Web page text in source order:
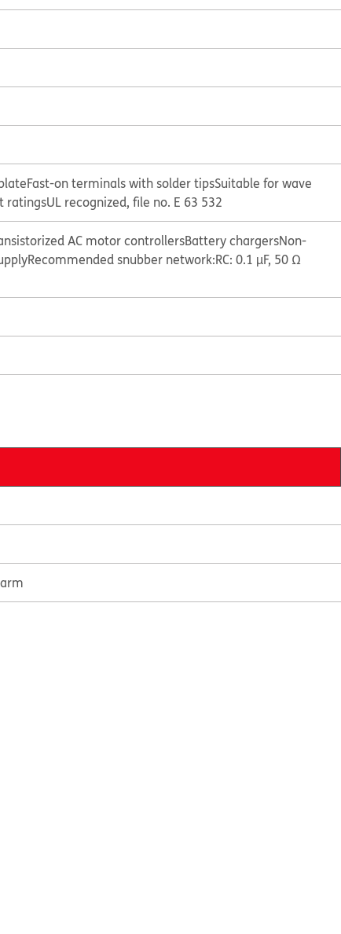
Fast-on terminals with solder tipsSuitable for wave
ratingsUL recognized, file no. E 63 532
AC motor controllersBattery chargersNon-
Recommended snubber network:RC: 0.1 µF, 50 Ω